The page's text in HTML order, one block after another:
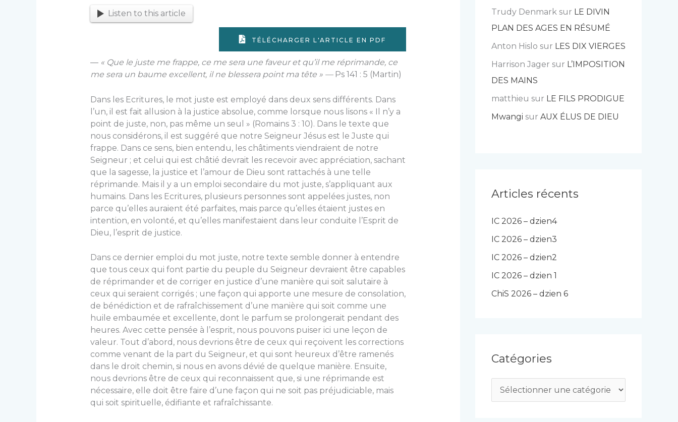
Listen to this article
TÉLÉCHARGER L'ARTICLE EN PDF
— « Que le juste me frappe, ce me sera une faveur et qu’il me réprimande, ce
me sera un baume excellent, il ne blessera point ma tête » —Ps 141 : 5 (Martin)
Dans les Ecritures, le mot juste est employé dans deux sens différents. Dans
l’un, il est fait allusion à la justice absolue, comme lorsque nous lisons « Il n’y a
point de juste, non, pas même un seul » (Romains 3 : 10). Dans le texte que
nous considérons, il est suggéré que notre Seigneur Jésus est le Juste qui
frappe. Dans ce sens, bien entendu, les châtiments viendraient de notre
Seigneur ; et celui qui est châtié devrait les rece­voir avec appréciation, sachant
que la sagesse, la justice et l’amour de Dieu sont rattachés à une telle
réprimande. Mais il y a un emploi secondaire du mot juste, s’appliquant aux
humains. Dans les Ecritures, plusieurs personnes sont appelées justes, non
parce qu’elles auraient été parfaites, mais parce qu’elles étaient justes en
intention, en volonté, et qu’elles manifestaient dans leur con­duite l’Esprit de
Dieu, l’esprit de justice.
Dans ce dernier emploi du mot juste, notre texte semble donner à entendre
que tous ceux qui font partie du peuple du Seigneur devraient être capables
de réprimander et de corriger en justice d’une manière qui soit salutaire à
ceux qui seraient corrigés ; une façon qui apporte une mesure de consolation,
de bénédiction et de rafraîchissement d’une manière qui soit comme une
huile embaumée et excellente, dont le parfum se prolongerait pendant des
heures. Avec cette pensée à l’esprit, nous pouvons puiser ici une leçon de
valeur. Tout d’abord, nous devrions être de ceux qui reçoivent les corrections
comme venant de la part du Seigneur, et qui sont heureux d’être ramenés
dans le droit chemin, si nous en avons dévié de quelque manière. Ensuite,
nous devrions être de ceux qui reconnaissent que, si une réprimande est
nécessaire, elle doit être faire d’une façon qui ne soit pas préjudiciable, mais
qui soit spirituelle, édifiante et rafraîchissante.
Trudy Denmark sur LE DIVIN
PLAN DES AGES EN RÉSUMÉ
Anton Hislo sur LES DIX VIERGES
Harrison Jager sur L’IMPOSITION
DES MAINS
matthieu sur LE FILS PRODIGUE
Mwangi sur AUX ÉLUS DE DIEU
Articles récents
IC 2026 – dzien4
IC 2026 – dzien3
IC 2026 – dzien2
IC 2026 – dzien 1
ChiS 2026 – dzien 6
Catégories
a